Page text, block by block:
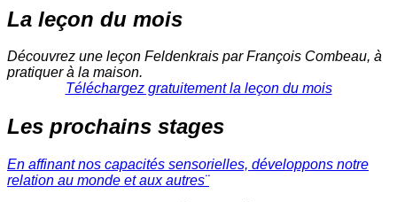
La leçon du mois
Découvrez une leçon Feldenkrais par François Combeau, à
pratiquer à la maison.
Téléchargez gratuitement la leçon du mois
Les prochains stages
En affinant nos capacités sensorielles, développons notre
relation au monde et aux autres¨